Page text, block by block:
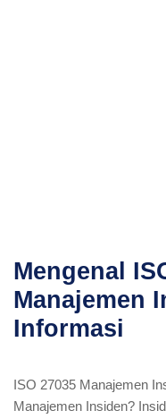
Mengenal
Manajemen
Informasi
ISO 27035 Manajemen
Manajemen Insiden?